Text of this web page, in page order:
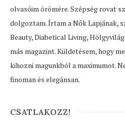
olvasóim örömére. Szépség rovat
dolgoztam. Írtam a Nők Lapjának,
Beauty, Diabetical Living,
más magazint. Küldetésem, hogy
kihozni magunkból a maximumot.
finoman és elegánsan.
CSATLAKOZZ!